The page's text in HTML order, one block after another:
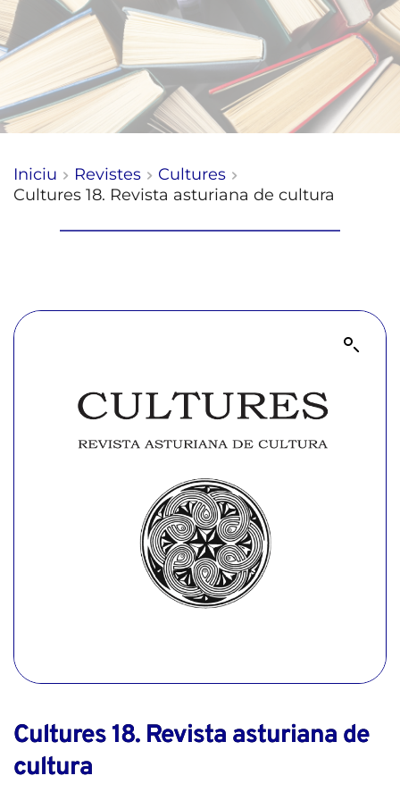
Iniciu Revistes
Cultures
Cultures 18. Revista asturiana de cultura
Cultures 18. Revista asturiana de
cultura